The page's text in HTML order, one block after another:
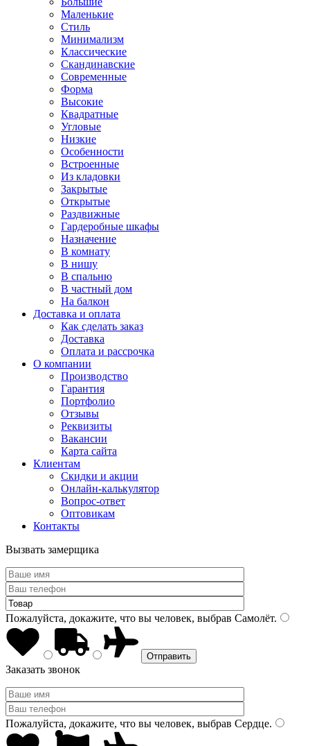
Маленькие
Стиль
Минимализм
Классические
Скандинавские
Современные
Форма
Высокие
Квадратные
Угловые
Низкие
Особенности
Встроенные
Из кладовки
Закрытые
Открытые
Раздвижные
Гардеробные шкафы
Назначение
В комнату
В нишу
В спальню
В частный дом
На балкон
Доставка и оплата
Как сделать заказ
Доставка
Оплата и рассрочка
О компании
Производство
Гарантия
Портфолио
Отзывы
Реквизиты
Вакансии
Карта сайта
Клиентам
Скидки и акции
Онлайн-калькулятор
Вопрос-ответ
Оптовикам
Контакты
Вызвать замерщика
Пожалуйста, докажите, что вы человек, выбрав Самолёт.
Заказать звонок
Пожалуйста, докажите, что вы человек, выбрав Сердце.